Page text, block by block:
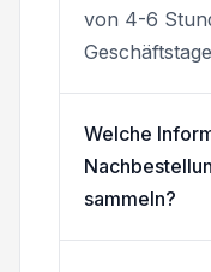
von 4-6
Welche
sammeln?